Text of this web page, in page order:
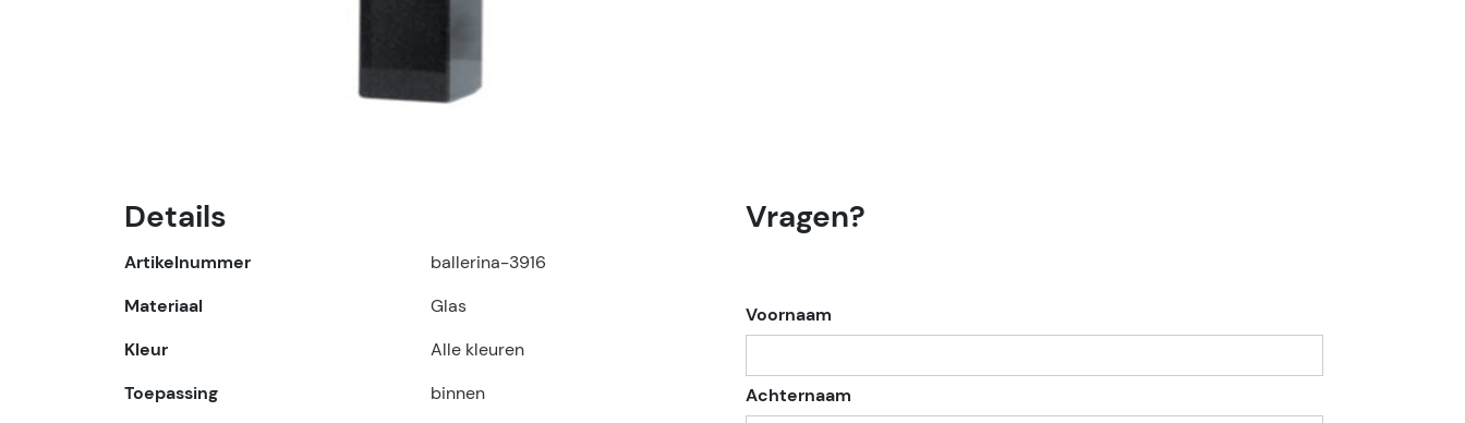
Details
Artikelnummer
ballerina-3916
Materiaal
Glas
Kleur
Alle kleuren
Toepassing
binnen
Vragen?
Voornaam
Achternaam